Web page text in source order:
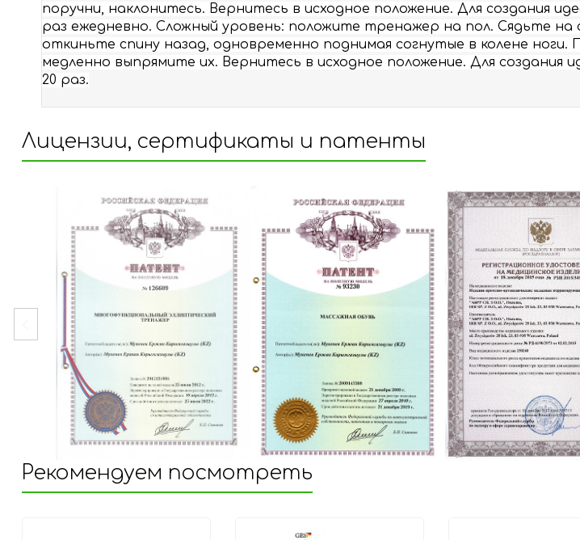
поручни, наклонитесь. Вернитесь в исходное положение. Для создания
раз ежедневно. Сложный уровень: положите тренажер на пол. Сядьте на
откиньте спину назад, одновременно поднимая согнутые в колене ноги.
медленно выпрямите их. Вернитесь в исходное положение. Для создания
20 раз.
Лицензии, сертификаты и патенты
Рекомендуем посмотреть